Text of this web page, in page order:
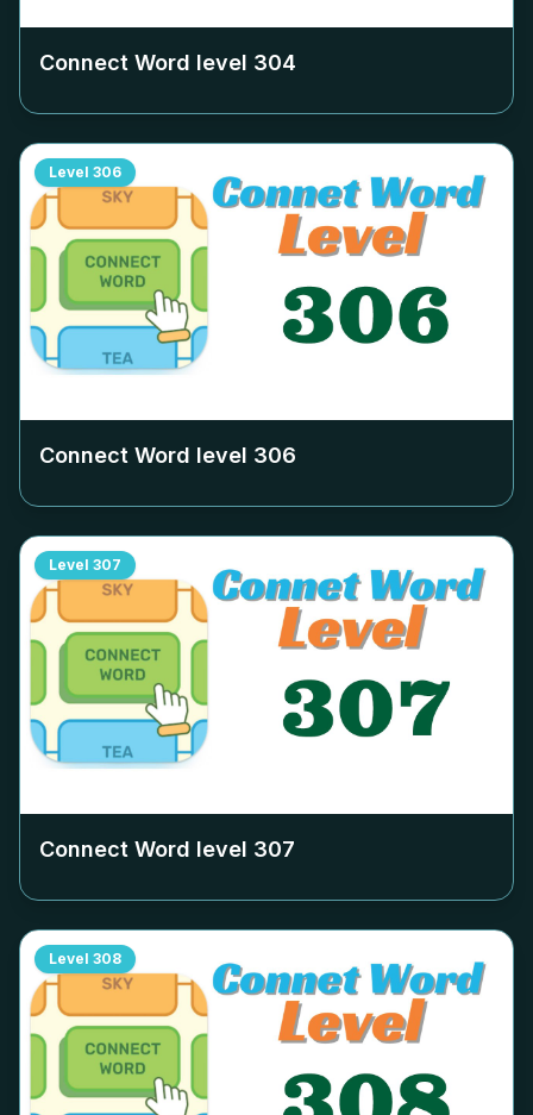
Connect Word level 304
Level 306
Connect Word level 306
Level 307
Connect Word level 307
Level 308